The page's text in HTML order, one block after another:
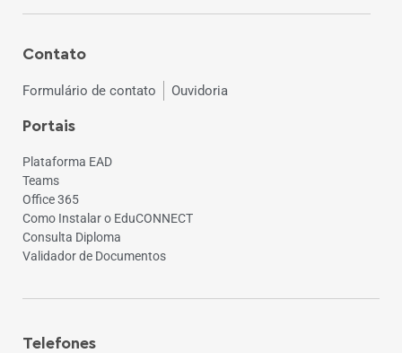
Contato
Formulário de contato Ouvidoria
Portais
Plataforma EAD
Teams
Office 365
Como Instalar o EduCONNECT
Consulta Diploma
Validador de Documentos
Telefones